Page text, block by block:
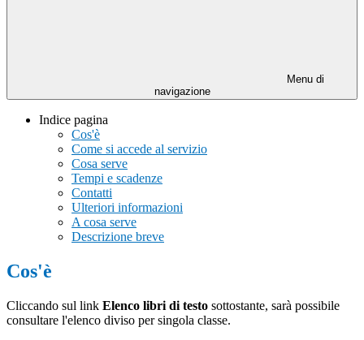
Menu di
navigazione
Indice pagina
Cos'è
Come si accede al servizio
Cosa serve
Tempi e scadenze
Contatti
Ulteriori informazioni
A cosa serve
Descrizione breve
Cos'è
Cliccando sul link Elenco libri di testo sottostante, sarà possibile
consultare l'elenco diviso per singola classe.